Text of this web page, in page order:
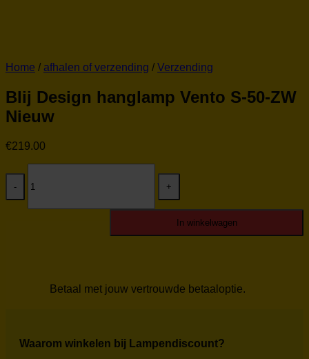
Home / afhalen of verzending / Verzending
Blij Design hanglamp Vento S-50-ZW
Nieuw
€219.00
Design
hanglamp
Vento
In winkelwagen
Betaal met jouw vertrouwde betaaloptie.
Waarom winkelen bij Lampendiscount?